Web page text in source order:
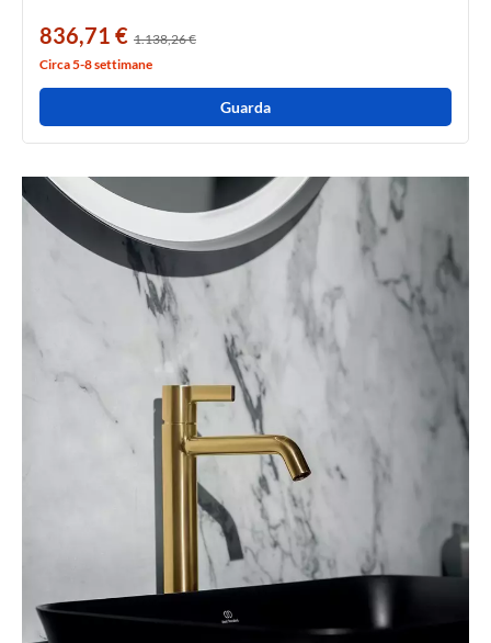
836,71 € 1.138,26 €
Circa 5-8 settimane
Guarda